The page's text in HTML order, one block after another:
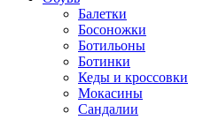
Балетки
Босоножки
Ботильоны
Ботинки
Кеды и кроссовки
Мокасины
Сандалии